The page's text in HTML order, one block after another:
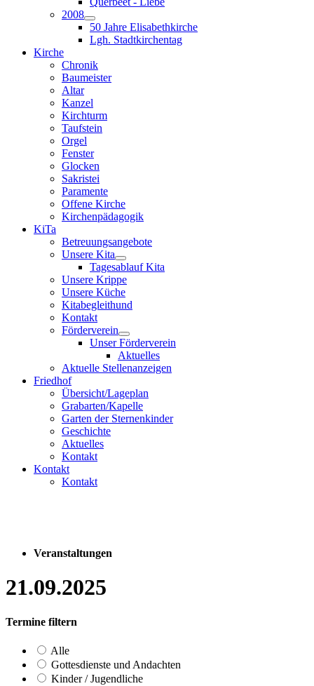
2008
50 Jahre Elisabethkirche
Lgh. Stadtkirchentag
Kirche
Chronik
Baumeister
Altar
Kanzel
Kirchturm
Taufstein
Orgel
Fenster
Glocken
Sakristei
Paramente
Offene Kirche
Kirchenpädagogik
KiTa
Betreuungsangebote
Unsere Kita
Tagesablauf Kita
Unsere Krippe
Unsere Küche
Kitabegleithund
Kontakt
Förderverein
Unser Förderverein
Aktuelles
Aktuelle Stellenanzeigen
Friedhof
Übersicht/Lageplan
Grabarten/Kapelle
Garten der Sternenkinder
Geschichte
Aktuelles
Kontakt
Kontakt
Kontakt
Veranstaltungen
21.09.2025
Termine filtern
Alle
Gottesdienste und Andachten
Kinder / Jugendliche